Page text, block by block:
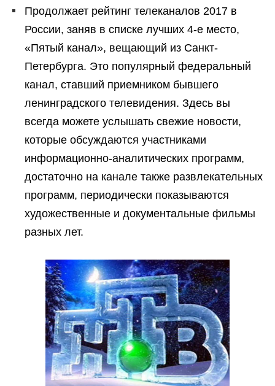
Продолжает рейтинг телеканалов 2017 в
России, заняв в списке лучших 4-е место,
«Пятый канал», вещающий из Санкт-
Петербурга. Это популярный федеральный
канал, ставший приемником бывшего
ленинградского телевидения. Здесь вы
всегда можете услышать свежие новости,
которые обсуждаются участниками
информационно-аналитических программ,
достаточно на канале также развлекательных
программ, периодически показываются
художественные и документальные фильмы
разных лет.